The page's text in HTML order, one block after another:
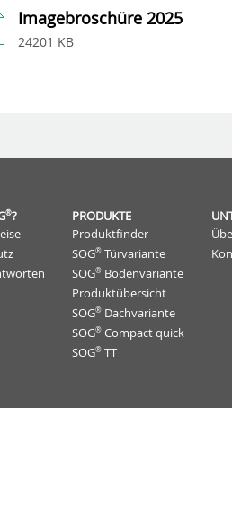
Imagebroschüre 2025
24201 KB
®?
PRODUKTE
Produktfinder
SOG® Türvariante
SOG® Bodenvariante
Produktübersicht
SOG® Dachvariante
SOG® Compact quick
SOG® TT